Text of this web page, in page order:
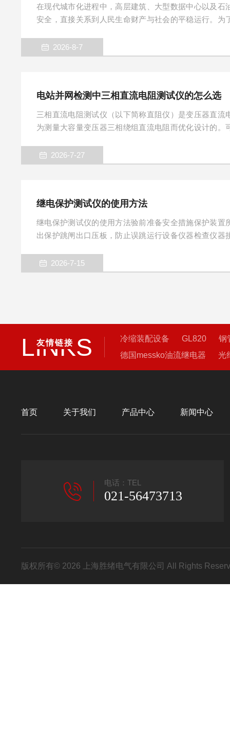
在现代城市化进程中，高层建筑、大型数据中心以及石
安全，直接关系到人民生命财产与社会的平稳运行。为
度专业化、精密化的检测仪器集合，宛如一位不知疲倦
提供着*方位的数据支撑。甲级防雷检测仪的核心价值
2026-8-7
电站并网检测中三相直流电阻测试仪的怎么选
三相直流电阻测试仪（以下简称直阻仪）是变压器直流
为测量大容量变压器三相绕组直流电阻而优化设计的。
是传统单相测量的三分之一，可大大缩短工作时间和
晶显示器，全中文图形界面，清晰直观，操作非常简单
2026-7-27
继电保护测试仪的使用方法
继电保护测试仪的使用方法验前准备安全措施保护装置
出保护跳闸出口压板，防止误跳运行设备仪器检查仪器
标准接线（）电流输出→保护装置交流电流回路（IA
装置交流电压回路（Ua、Ub、Uc、Un）开入量保护
2026-7-15
LINKS
友情链接 冷缩装配设备 GL820
钢
德国messko油流继电器
光
首页 关于我们 产品中心 新闻中心
电话：TEL
021-56473713
版权所有© 2026 上海胜绪电气有限公司 All Rights